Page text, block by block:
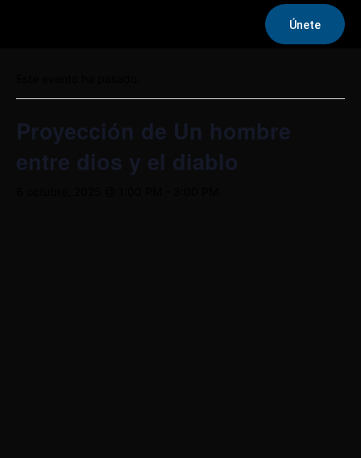
Únete
Proyección de Un hombre
entre dios y el diablo